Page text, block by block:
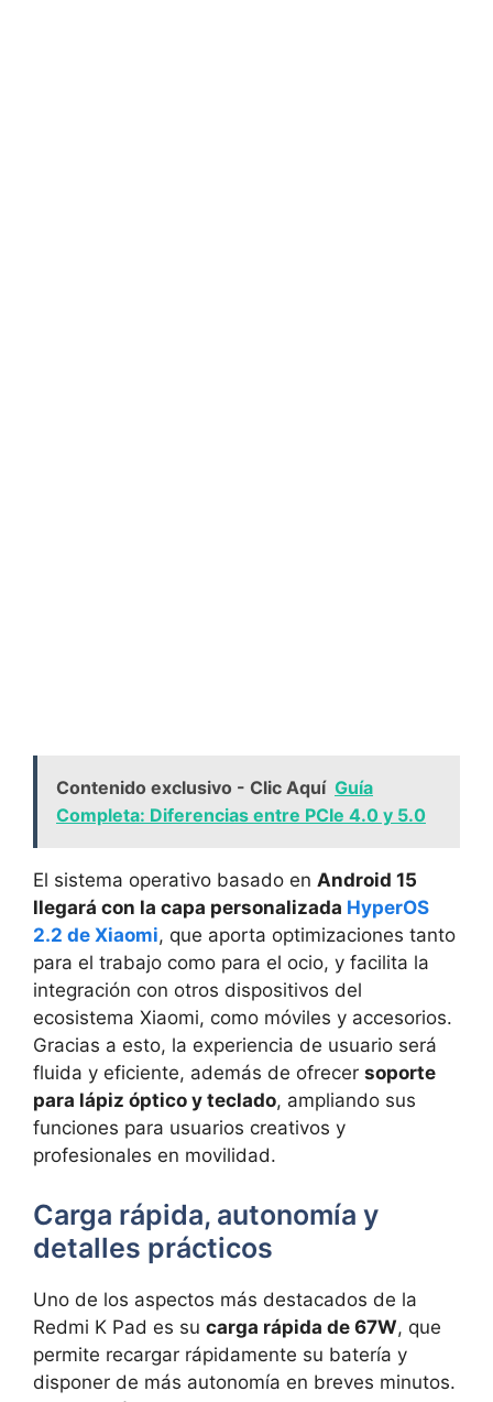
Contenido exclusivo - Clic Aquí Guía
Completa: Diferencias entre PCIe 4.0 y 5.0
El sistema operativo basado en Android 15
llegará con la capa personalizada HyperOS
2.2 de Xiaomi, que aporta optimizaciones tanto
para el trabajo como para el ocio, y facilita la
integración con otros dispositivos del
ecosistema Xiaomi, como móviles y accesorios.
Gracias a esto, la experiencia de usuario será
fluida y eficiente, además de ofrecer soporte
para lápiz óptico y teclado, ampliando sus
funciones para usuarios creativos y
profesionales en movilidad.
Carga rápida, autonomía y
detalles prácticos
Uno de los aspectos más destacados de la
Redmi K Pad es su carga rápida de 67W, que
permite recargar rápidamente su batería y
disponer de más autonomía en breves minutos.